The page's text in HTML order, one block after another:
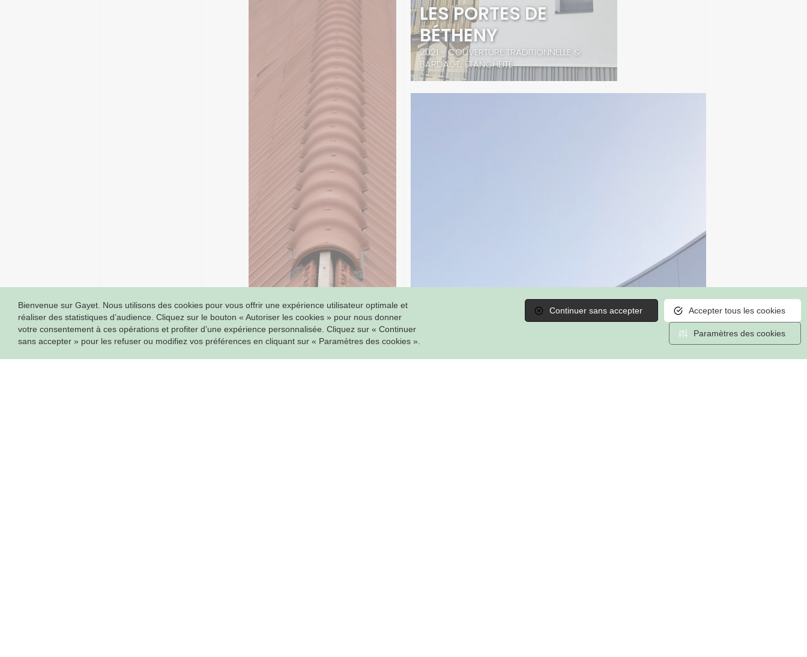
LES PORTES DE
BÉTHENY
2021 - COUVERTURE TRADITIONNELLE &
BARDAGE, ETANCHÉITÉ
MAISON
COMMUNE DU
CHEMIN VERT
Bienvenue sur Gayet. Nous utilisons des cookies pour vous offrir une expérience utilisateur optimale et
réaliser des statistiques d’audience. Cliquez sur le bouton « Autoriser les cookies » pour nous donner
votre consentement à ces opérations et profiter d’une expérience personnalisée. Cliquez sur « Continuer
sans accepter » pour les refuser ou modifiez vos préférences en cliquant sur « Paramètres des cookies ».
Accepter tous les cookies
Continuer sans accepter
Paramètres des cookies